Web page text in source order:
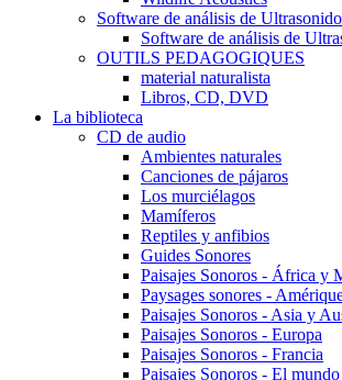
Software de análisis de Ultrasonido
Software de análisis de
OUTILS PEDAGOGIQUES
material naturalista
Libros, CD, DVD
La biblioteca
CD de audio
Ambientes naturales
Canciones de pájaros
Los murciélagos
Mamíferos
Reptiles y anfibios
Guides Sonores
Paisajes Sonoros - África y
Paysages sonores -
Paisajes Sonoros - Asia y
Paisajes Sonoros - Europa
Paisajes Sonoros - Francia
Paisajes Sonoros - El mundo